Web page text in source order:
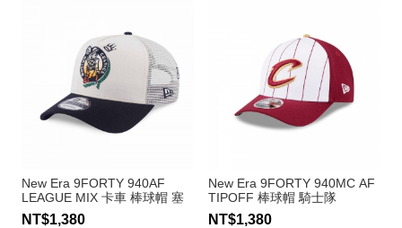
New Era 9FORTY 940AF
LEAGUE MIX 卡車 棒球帽 塞
爾提克隊
NT$1,380
New Era 9FORTY 940MC AF
TIPOFF 棒球帽 騎士隊
NT$1,380